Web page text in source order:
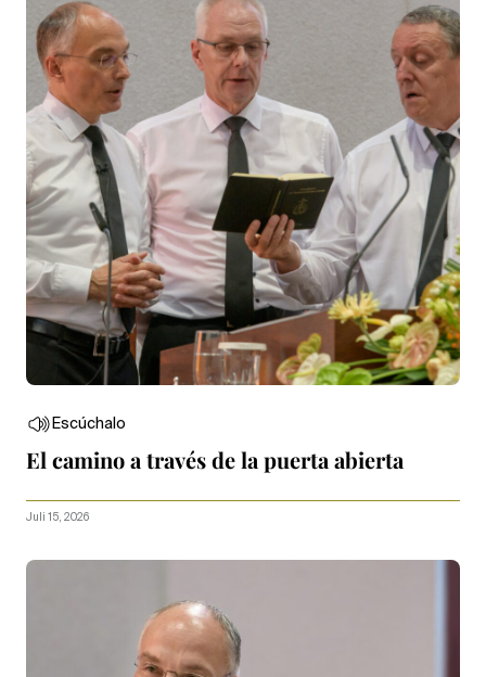
Escúchalo
El camino a través de la puerta abierta
Juli 15, 2026